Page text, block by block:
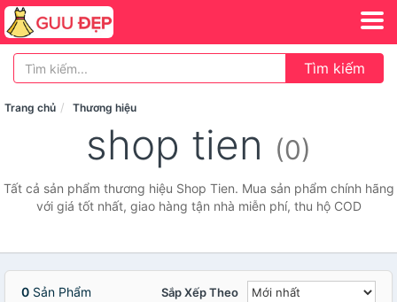
Tìm kiếm
Trang chủ Thương hiệu
shop tien (0)
Tất cả sản phẩm thương hiệu Shop Tien. Mua sản phẩm chính hãng
với giá tốt nhất, giao hàng tận nhà miễn phí, thu hộ COD
0 Sản Phẩm Sắp Xếp Theo